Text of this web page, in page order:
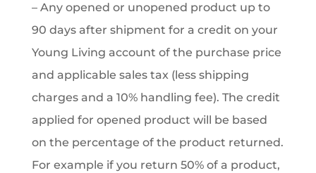
– Any opened or unopened product up to
90 days after shipment for a credit on your
Young Living account of the purchase price
and applicable sales tax (less shipping
charges and a 10% handling fee). The credit
applied for opened product will be based
on the percentage of the product returned.
For example if you return 50% of a product,